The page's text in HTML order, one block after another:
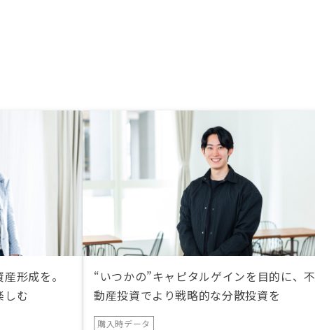
形成を。
しむ
“いつかの”キャピタルゲインを目的に、不
動産投資でより戦略的な分散投資を
購入時データ